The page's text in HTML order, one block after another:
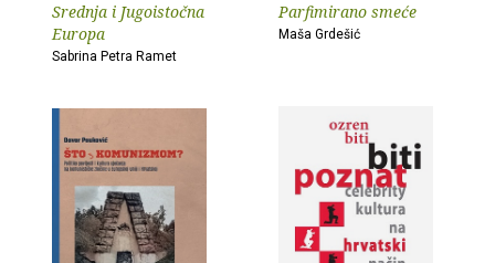
Srednja i Jugoistočna
Europa
Sabrina Petra Ramet
Parfimirano smeće
Maša Grdešić